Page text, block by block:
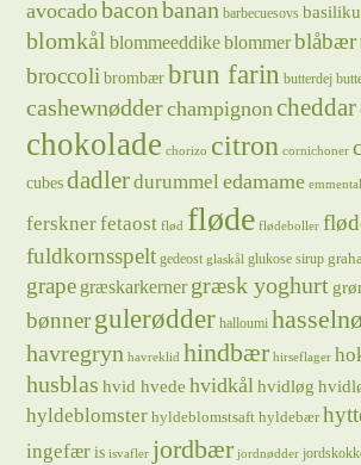
avocadobaconbanan barbecuesovs
blomkål blommeeddikeblommerblåbær
broccoli brombær brun farin butterdej
cashewnødderchampignoncheddar
chokolade chorizo citron cornichoner
cubes dadlerdurummeledamame
fersknerfetaost flød fløde flødeboller
fuldkornsspelt gedeost glaskål glukose sirup
grape græskarkernergræsk yoghurt
bønnergulerødder halloumi
havregryn havreklid hindbær hirseflager
husblas hvid hvede hvidkålhvidløg
hyldeblomster hyldeblomstsaft hyldebær
ingefær is isvafler jordbær jordnødder